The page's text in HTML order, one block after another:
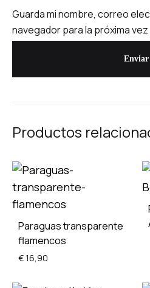
Guarda mi nombre, correo
navegador para la próxima
Productos
Paraguas transparente
flamencos
€16,90